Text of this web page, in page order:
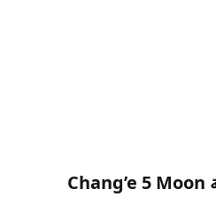
الصين تجعل عينات بعثة Chang’e 5 Moon